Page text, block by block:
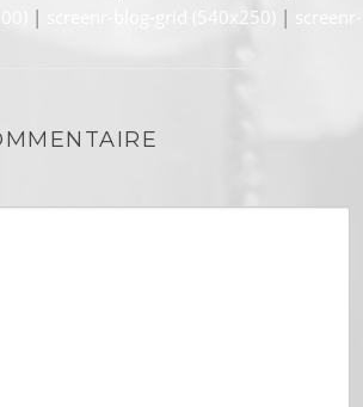
| screenr-blog-grid (540x250) |